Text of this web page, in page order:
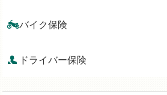
バイク保険
ドライバー保険